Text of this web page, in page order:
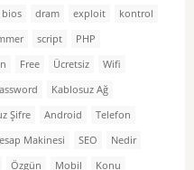
bios dram exploit
kontrol
script
PHP
Free Ücretsiz
Wifi
Kablosuz Ağ
Şifre Android
Telefon
Makinesi SEO
Nedir
Özgün Mobil
Konu